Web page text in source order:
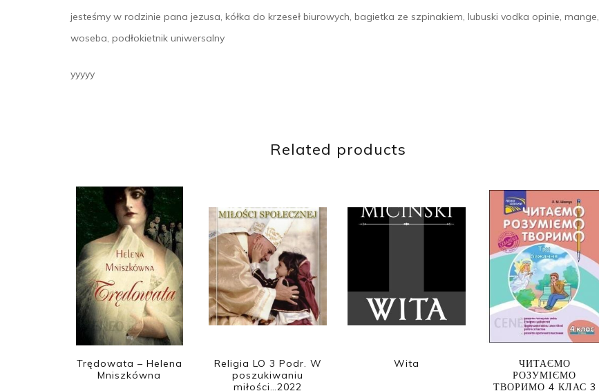
jesteśmy w rodzinie pana jezusa, kółka do krzeseł biurowych, bagietka ze szpinakiem, lubuski vodka opinie, mange,
woseba, podłokietnik uniwersalny
yyyyy
Related products
Trędowata – Helena
Mniszkówna
Religia LO 3 Podr. W
poszukiwaniu
miłości…2022
Wita
ЧИТАЄМО
РОЗУМІЄМО
ТВОРИМО 4 КЛАС 3